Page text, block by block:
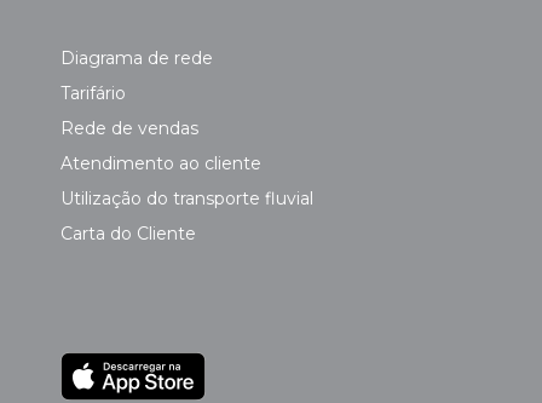
Diagrama de rede
Tarifário
Rede de vendas
Atendimento ao cliente
Utilização do transporte fluvial
Carta do Cliente